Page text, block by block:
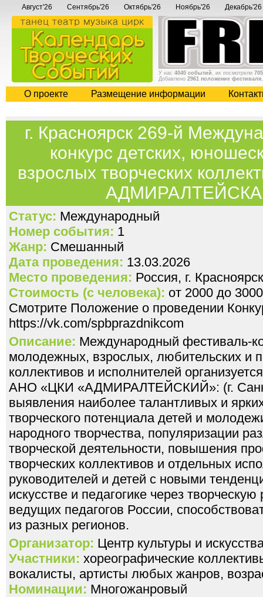
Август'26 Сентябрь'26 Октябрь'26 Ноябрь'26 Декабрь'26
У нас 4040 событий , их посмотрели
Добавлено 2961 положение фестиваля
О проекте Размещение информации
г. Красноярск 269-й
конкурс детских,
взрослых творческих
Статус: Международный
Номер события: 1
Жанр: Смешанный
Дата проведения: 13.03.2026
Место проведения: Россия, г. Красноярск
Стоимость (с человека): от 2000 до
Смотрите Положение о проведении
https://vk.com/spbprazdnikcom
Описание: Международный фестиваль-
молодежных, взрослых, любительских и
коллективов и исполнителей
АНО «ЦКИ «АДМИРАЛТЕЙСКИЙ»: (г.
выявления наиболее талантливых и
творческого потенциала детей и
народного творчества, популяризации
творческой деятельности, повышения
творческих коллективов и отдельных
руководителей и детей с новыми
искусстве и педагогике через
ведущих педагогов России,
из разных регионов.
Организатор: Центр культуры и
Участники: хореографические
вокалисты, артисты любых жанров,
Номинации: Многожанровый